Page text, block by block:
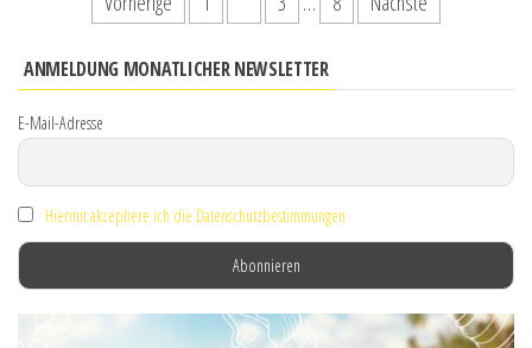
Beiträge
ANMELDUNG MONATLICHER NEWSLETTER
E-Mail-Adresse
Hiermit akzeptiere ich die Datenschutzbestimmungen